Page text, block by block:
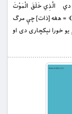
دي الَّذِي خَلَقَ الْمَوْتَ
وَالْحَيَاةَ لِيَبْلُوَكُمْ أَيُّكُمْ أَحْسَنُ عَمَلًا وَهُوَ الْعَزِيزُ الْغَفُورُ ﴿۲﴾ = هغه [ذات] چې مرګ
خورا نېکچارى دى او